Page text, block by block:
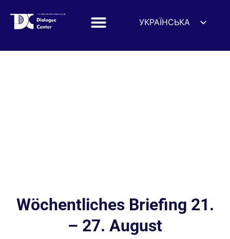
УКРАЇНСЬКА
Wöchentliches Briefing 21.
– 27. August